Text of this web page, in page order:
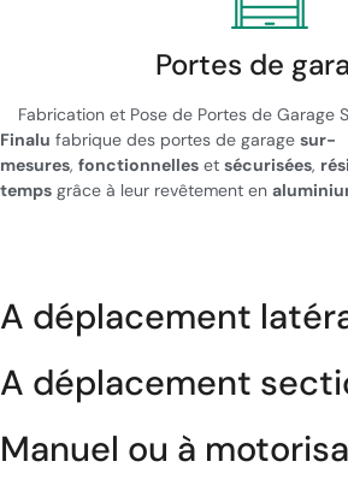
Portes de
Fabrication et Pose de Portes de Garage
Finalu fabrique des portes de garage sur-
mesures, fonctionnelles et sécurisées,
temps grâce à leur revêtement en
A déplacement
A déplacement
Manuel ou à